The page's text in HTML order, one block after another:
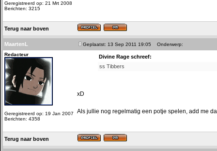
Geregistreerd op: 21 Mrt 2008
Berichten: 3215
Terug naar boven
MaartenL Geplaatst: 13 Sep 2011 19:05
Onderwerp:
Redacteur
Geregistreerd op: 19 Jan 2007
Berichten: 4358
Divine Rage schreef:
ss Tibbers
xD
Als jullie nog regelmatig een potje spelen, add me
Terug naar boven